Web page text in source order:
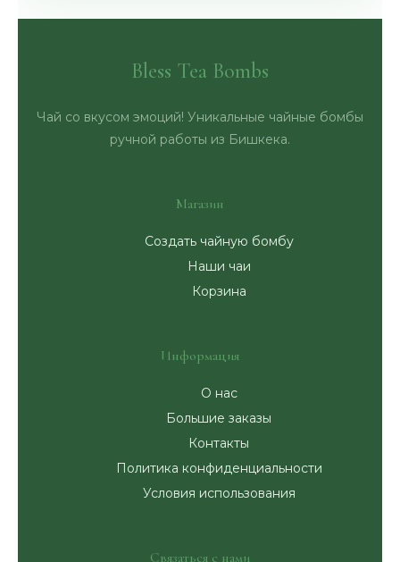
Bless Tea Bombs
Чай со вкусом эмоций! Уникальные чайные бомбы
ручной работы из Бишкека.
Магазин
Создать чайную бомбу
Наши чаи
Корзина
Информация
О нас
Большие заказы
Контакты
Политика конфиденциальности
Условия использования
Связаться с нами